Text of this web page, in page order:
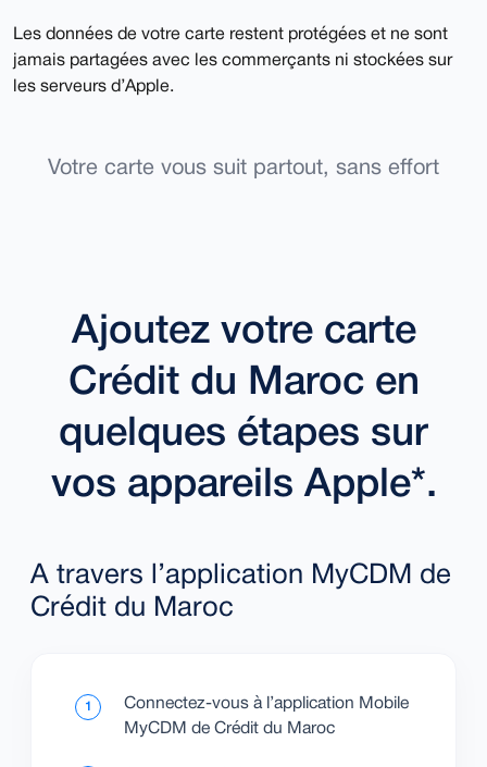
Les données de votre carte restent protégées et ne sont
jamais partagées avec les commerçants ni stockées sur
les serveurs d’Apple.
Votre carte vous suit partout, sans effort
Ajoutez votre carte
Crédit du Maroc en
quelques étapes sur
vos appareils Apple*.
A travers l’application MyCDM de
Crédit du Maroc
1
Connectez-vous à l’application Mobile
MyCDM de Crédit du Maroc